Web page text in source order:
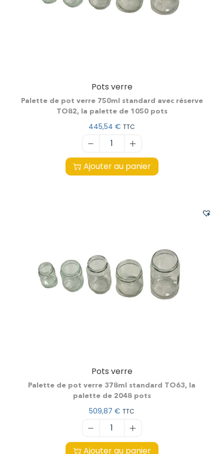
Pots verre
Palette de pot verre 750ml standard avec réserve
TO82, la palette de 1050 pots
445,54€ TTC
Ajouter au panier
Pots verre
Palette de pot verre 378ml standard TO63, la
palette de 2048 pots
509,87€ TTC
Ajouter au panier